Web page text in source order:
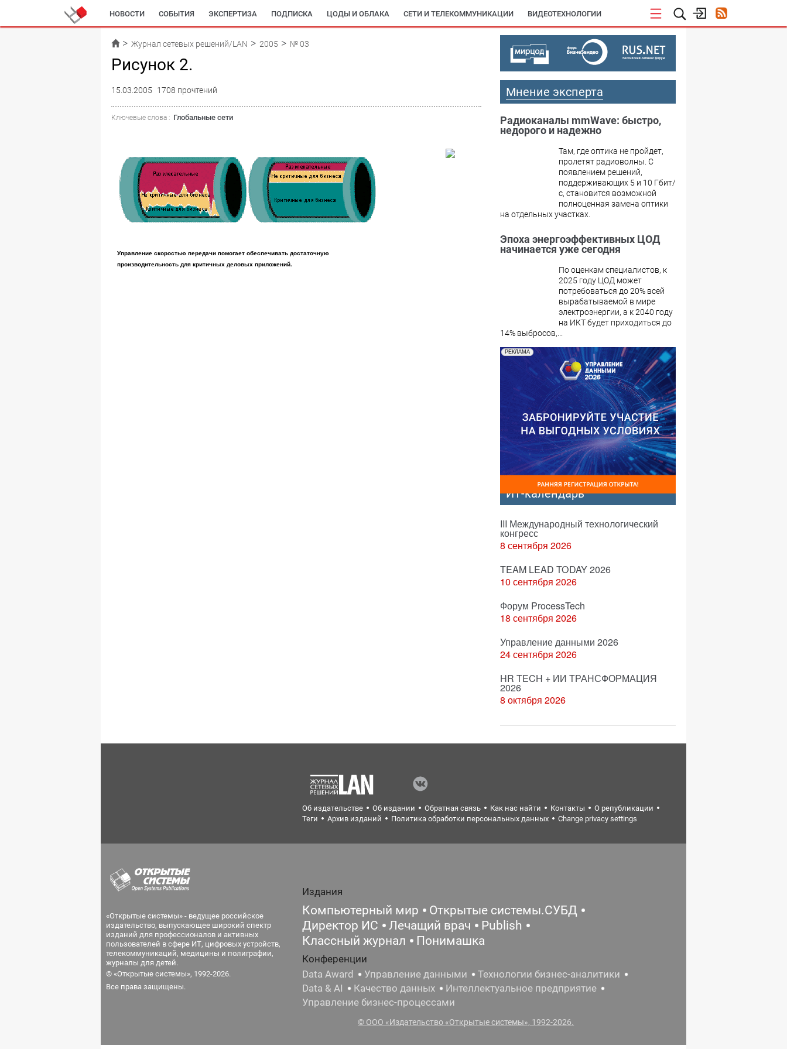
НОВОСТИ СОБЫТИЯ ЭКСПЕРТИЗА ПОДПИСКА ЦОДЫ И ОБЛАКА СЕТИ И ТЕЛЕКОММУНИКАЦИИ ВИДЕОТЕХНОЛОГИИ
Журнал сетевых решений/LAN 2005 № 03
Рисунок 2.
15.03.2005 1708 прочтений
Ключевые слова : Глобальные сети
Управление скоростью передачи помогает обеспечивать достаточную
производительность для критичных деловых приложений.
Мнение эксперта
Радиоканалы mmWave: быстро,
недорого и надежно
Там, где оптика не пройдет,
пролетят радиоволны. С
появлением решений,
поддерживающих 5 и 10 Гбит/
с, становится возможной
полноценная замена оптики
на отдельных участках.
Эпоха энергоэффективных ЦОД
начинается уже сегодня
По оценкам специалистов, к
2025 году ЦОД может
потребоваться до 20% всей
вырабатываемой в мире
электроэнергии, а к 2040 году
на ИКТ будет приходиться до
14% выбросов,...
РЕКЛАМА
ИТ-календарь
III Международный технологический
конгресс
8 сентября 2026
TEAM LEAD TODAY 2026
10 сентября 2026
Форум ProcessTech
18 сентября 2026
Управление данными 2026
24 сентября 2026
HR TECH + ИИ ТРАНСФОРМАЦИЯ
2026
8 октября 2026
Об издательстве Об издании Обратная связь Как нас найти Контакты
О републикации
Теги
Архив изданий Политика обработки персональных данных Change privacy settings
«Открытые системы» - ведущее российское
издательство, выпускающее широкий спектр
изданий для профессионалов и активных
пользователей в сфере ИТ, цифровых устройств,
телекоммуникаций, медицины и полиграфии,
журналы для детей.
© «Открытые системы», 1992-2026.
Все права защищены.
Издания
Компьютерный мир
Открытые системы.СУБД
Директор ИС
Лечащий врач
Publish
Классный журнал
Понимашка
Конференции
Data Award
Управление данными
Технологии бизнес-аналитики
Data & AI
Качество данных
Интеллектуальное предприятие
Управление бизнес-процессами
© ООО «Издательство «Открытые системы», 1992-2026.